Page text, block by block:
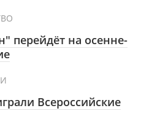
перейдёт на осенне-
Всероссийские